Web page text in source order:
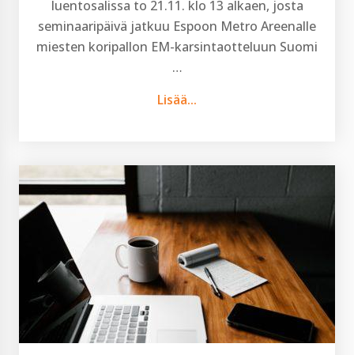
luentosalissa to 21.11. klo 13 alkaen, josta
seminaaripäivä jatkuu Espoon Metro Areenalle
miesten koripallon EM-karsintaotteluun Suomi
…
Lisää...